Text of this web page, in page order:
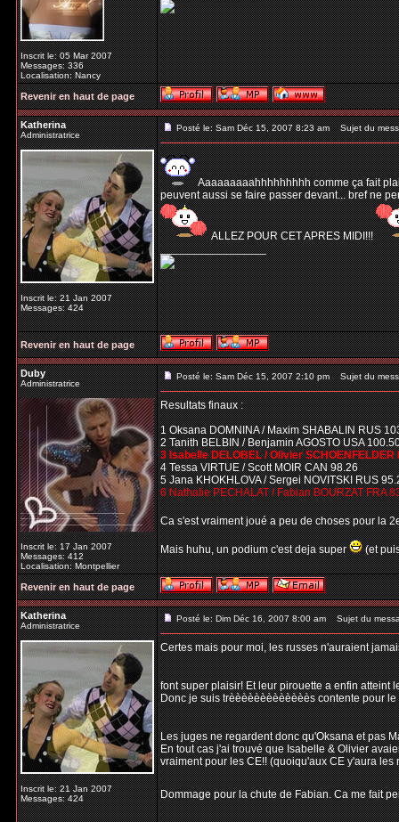
Inscrit le: 05 Mar 2007
Messages: 336
Localisation: Nancy
Revenir en haut de page
Katherina
Administratrice
Inscrit le: 21 Jan 2007
Messages: 424
Posté le: Sam Déc 15, 2007 8:23 am Sujet du
Aaaaaaaaahhhhhhhhh comme ça fait
peuvent aussi se faire passer devant... bref ne
ALLEZ POUR CET APRES MIDI!!!
_________________
Revenir en haut de page
Duby
Administratrice
Inscrit le: 17 Jan 2007
Messages: 412
Localisation: Montpellier
Posté le: Sam Déc 15, 2007 2:10 pm Sujet du
Resultats finaux :
1 Oksana DOMNINA / Maxim SHABALIN RUS
2 Tanith BELBIN / Benjamin AGOSTO USA
3 Isabelle DELOBEL / Olivier SCHOENFELDER
4 Tessa VIRTUE / Scott MOIR CAN 98.26
5 Jana KHOKHLOVA / Sergei NOVITSKI RUS
6 Nathalie PECHALAT / Fabian BOURZAT FRA
Ca s'est vraiment joué a peu de choses pour la
Mais huhu, un podium c'est deja super (et
Revenir en haut de page
Katherina
Administratrice
Inscrit le: 21 Jan 2007
Messages: 424
Posté le: Dim Déc 16, 2007 8:00 am Sujet du
Certes mais pour moi, les russes n'auraient
font super plaisir! Et leur pirouette a enfin atteint
Donc je suis trèèèèèèèèèèèèès contente pour
Les juges ne regardent donc qu'Oksana et pas
En tout cas j'ai trouvé que Isabelle & Olivier
vraiment pour les CE!! (quoiqu'aux CE y'aura
Dommage pour la chute de Fabian. Ca me fait